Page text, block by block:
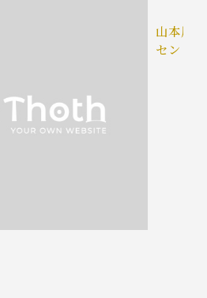
山本屋
セント